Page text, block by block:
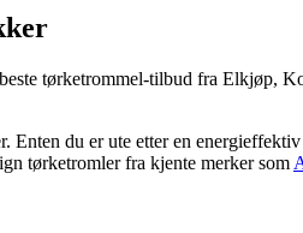
tørketrommel-tilbud fra Elkjøp,
Enten du er ute etter en
tørketromler fra kjente merker som